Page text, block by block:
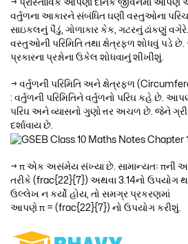
→ પ્રાસ્તાવિક આપણા દૈનિક જીવનમાં આપણે
વર્તુળના આકારને સંબંધિત ઘણી વસ્તુઓના
સાઇકલનું પૈડું, ગોળાકાર કેક, ગટરનું ઢાંકણું
વસ્તુઓની પરિમિતિ તથા ક્ષેત્રફળ શોધવું
પ્રકારના પ્રશ્નોના ઉકેલ શોધવાનું શીખીશું.
→ વર્તુળની પરિમિતિ અને ક્ષેત્રફળ
: વર્તુળની પરિમિતિને વર્તુળનો પરિઘ કહે છે.
પરિઘ અને વ્યાસનો ગુણોત્તર અચળ છે. જેને ગ્રીક
દર્શાવાય છે.
→ π એક અસંમેય સંખ્યા છે. સામાન્યતઃ πની
તરીકે (frac{22}{7}) અથવા 3.14નો ઉપયોગ
ઉલ્લેખ ન કર્યો હોય, તો સમગ્ર પ્રકરણમાં
આપણે π = (frac{22}{7}) નો ઉપયોગ કરીશું.